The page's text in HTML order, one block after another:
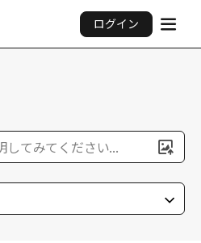
ログイン
してみてください...